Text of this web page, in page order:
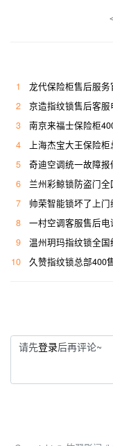
1
龙代保险柜售后服务
2
京造指纹锁售后客
3
南京来福士保险柜
4
上海杰宝大王保险柜
5
奇迪空调统一故障
6
兰州彩鲸锁防盗门
7
帅荣智能锁坏了上门
8
一村空调客服售后
9
温州玥玛指纹锁全
10
久赞指纹锁总部400
请先登录后再评论~